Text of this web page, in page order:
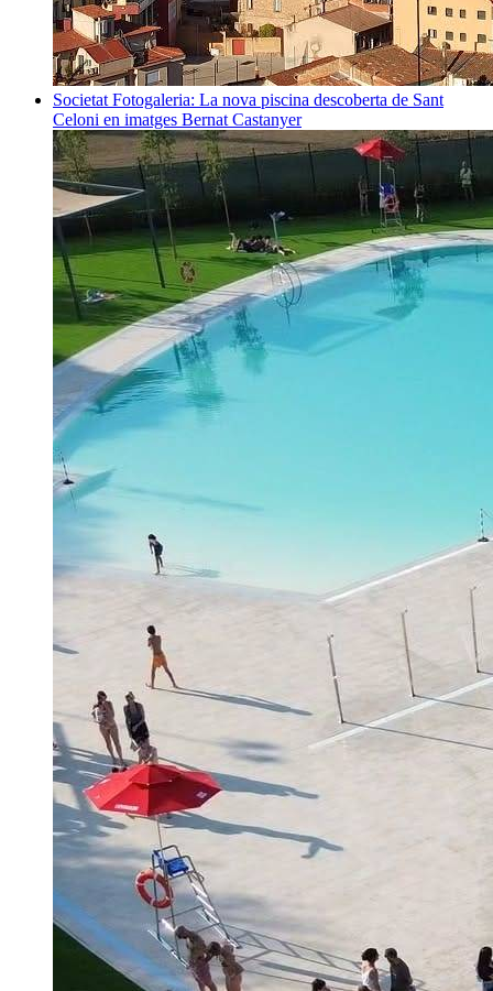
Societat Fotogaleria: La nova piscina descoberta de Sant
Celoni en imatges Bernat Castanyer